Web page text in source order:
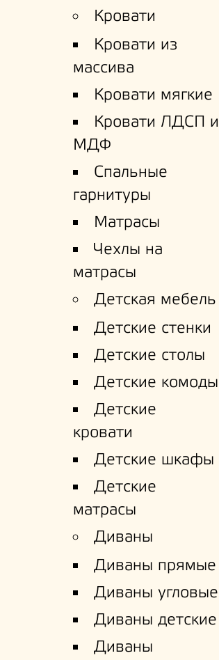
Кровати
Кровати из
массива
Кровати мягкие
Кровати ЛДСП и
МДФ
Спальные
гарнитуры
Матрасы
Чехлы на
матрасы
Детская мебель
Детские стенки
Детские столы
Детские комоды
Детские
кровати
Детские шкафы
Детские
матрасы
Диваны
Диваны прямые
Диваны угловые
Диваны детские
Диваны